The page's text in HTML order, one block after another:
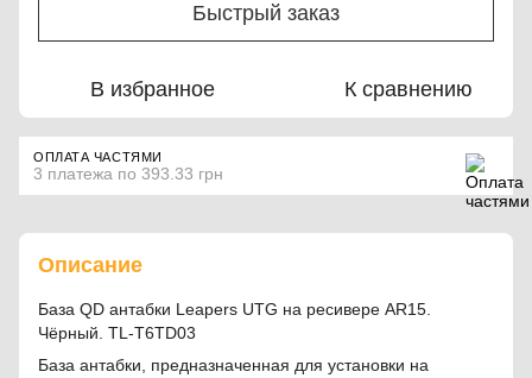
Быстрый заказ
В избранное К сравнению
ОПЛАТА ЧАСТЯМИ
3 платежа по 393.33 грн
Описание
База QD антабки Leapers UTG на ресивере AR15.
Чёрный. TL-T6TD03
База антабки, предназначенная для установки на